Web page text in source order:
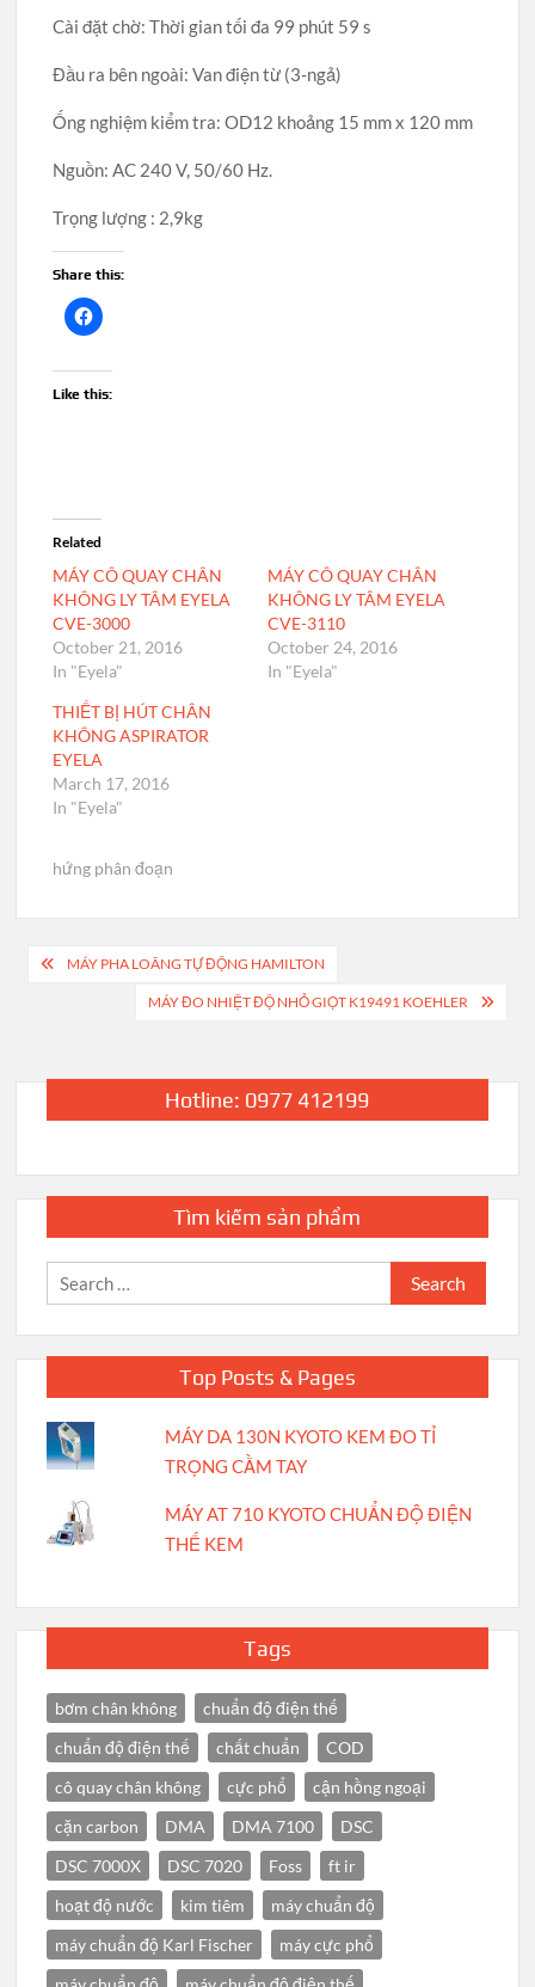
Cài đặt chờ: Thời gian tối đa 99 phút 59 s
Đầu ra bên ngoài: Van điện từ (3-ngả)
Ống nghiệm kiểm tra: OD12 khoảng 15 mm x 120 mm
Nguồn: AC 240 V, 50/60 Hz.
Trọng lượng : 2,9kg
Share this:
Like this:
Related
MÁY CÔ QUAY CHÂN
KHÔNG LY TÂM EYELA
CVE-3000
October 21, 2016
In "Eyela"
MÁY CÔ QUAY CHÂN
KHÔNG LY TÂM EYELA
CVE-3110
October 24, 2016
In "Eyela"
THIẾT BỊ HÚT CHÂN
KHÔNG ASPIRATOR
EYELA
March 17, 2016
In "Eyela"
hứng phân đoạn
Post
navigation
MÁY PHA LOÃNG TỰ ĐỘNG HAMILTON
MÁY ĐO NHIỆT ĐỘ NHỎ GIỌT K19491 KOEHLER
Hotline: 0977 412199
Tìm kiếm sản phẩm
Search
for:
Top Posts & Pages
MÁY DA 130N KYOTO KEM ĐO TỈ
TRỌNG CẦM TAY
MÁY AT 710 KYOTO CHUẨN ĐỘ ĐIỆN
THẾ KEM
Tags
bơm chân không
chuẩn độ điện thế
chuẩn độ điện thế
chất chuẩn
COD
cô quay chân không
cực phổ
cận hồng ngoại
cặn carbon
DMA DMA 7100
DSC
DSC 7000X
DSC 7020 Foss
ft ir
hoạt độ nước
kim tiêm
máy chuẩn độ
máy chuẩn độ Karl Fischer
máy cực phổ